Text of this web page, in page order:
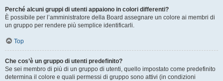
Perché alcuni gruppi di utenti appaiono in colori differenti?
È possibile per l’amministratore della Board assegnare un colore ai membri di
un gruppo per rendere più semplice identificarli.
Top
Che cos’è un gruppo di utenti predefinito?
Se sei membro di più di un gruppo di utenti, quello impostato come predefinito
determina il colore e quali permessi di gruppo sono attivi (in condizioni